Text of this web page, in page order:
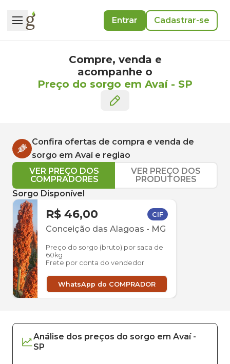
Entrar Cadastrar-se
Compre, venda e
acompanhe o
Preço do sorgo em Avaí - SP
Confira ofertas de compra e venda de
sorgo em Avaíe região
VER PREÇO DOS
COMPRADORES
VER PREÇO DOS
PRODUTORES
Sorgo Disponível
R$ 46,00 CIF
Conceição das Alagoas - MG
Preço do sorgo (bruto) por saca de
60kg
Frete por conta do vendedor
WhatsApp do COMPRADOR
Análise dos preços do sorgo em Avaí -
SP